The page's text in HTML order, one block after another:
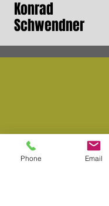
Konrad
Schwendner
Phone Email